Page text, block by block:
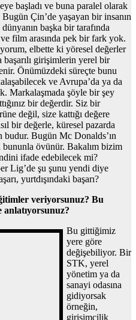
başladı ve buna paralel olarak
Çin’de yaşayan bir insanın
başka bir tarafında
film arasında pek bir fark yok.
elbette ki yöresel değerler
başarılı girişimlerin yerel bir
Önümüzdeki süreçte bunu
ve Avrupa’da ya da
Markalaşmada şöyle bir şey
bir değerdir. Siz bir
değil, size kattığı değere
bir değerle, küresel pazarda
budur. Bugün Mc Donalds’ın
övünür. Bakalım bizim
ifade edebilecek mi?
Lig’de şu şunu yendi diye
yurtdışındaki başarı?
veriyorsunuz? Bu
Bu gittiğimiz
yere göre
değişebiliyor. Bir
STK, yerel
yönetim ya da
sanayi odasına
gidiyorsak
örneğin,
girişimcilik